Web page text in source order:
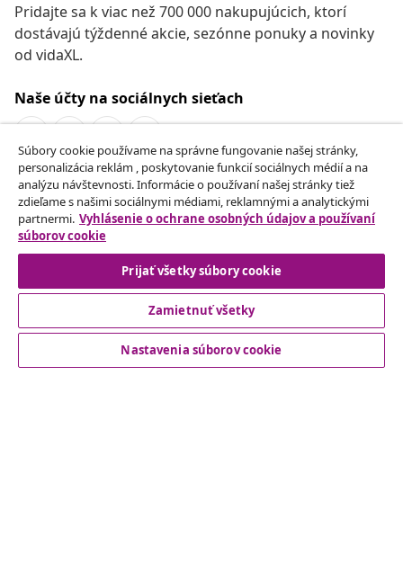
Pridajte sa k viac než 700 000 nakupujúcich, ktorí
dostávajú týždenné akcie, sezónne ponuky a novinky
od vidaXL.
Naše účty na sociálnych sieťach
Odstúpenie od zmluvy
Odošlite žiadosť o odstúpenie od vašej objednávky.
Odstúpenie od zmluvy
Zákaznícky Servis
Súbory cookie používame na správne fungovanie našej stránky,
personalizácia reklám , poskytovanie funkcií sociálnych médií a na
analýzu návštevnosti. Informácie o používaní našej stránky tiež
zdieľame s našimi sociálnymi médiami, reklamnými a analytickými
partnermi. Vyhlásenie o ochrane osobných údajov a používaní
súborov cookie
Prijať všetky súbory cookie
Zamietnuť všetky
Nastavenia súborov cookie